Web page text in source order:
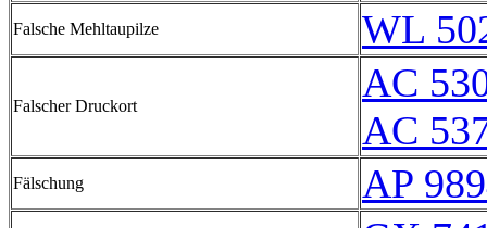
Falsche Mehltaupilze WL
Falscher Druckort
AC
AC
Fälschung AP